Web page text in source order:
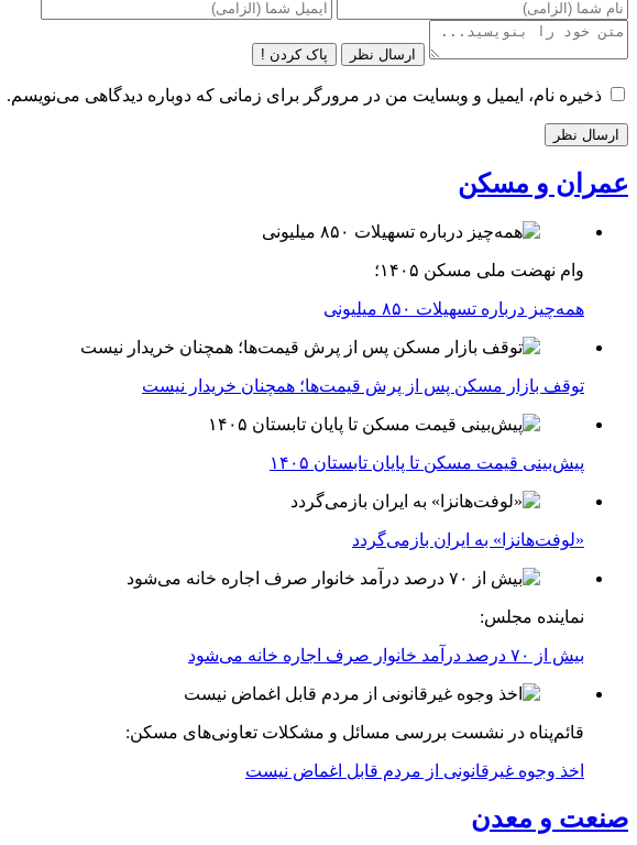
ارسال نظر پاک کردن !
ذخیره نام، ایمیل و وبسایت من در مرورگر برای زمانی که دوباره دیدگاهی می‌نویسم.
عمران و مسکن
وام نهضت ملی مسکن ۱۴۰۵؛
همه‌چیز درباره تسهیلات ۸۵۰ میلیونی
توقف بازار مسکن پس از پرش قیمت‌ها؛ همچنان خریدار نیست
پیش‌بینی قیمت مسکن تا پایان تابستان ۱۴۰۵
«لوفت‌هانزا» به ایران بازمی‌گردد
نماینده مجلس:
بیش از ۷۰ درصد درآمد خانوار صرف اجاره خانه می‌شود
قائم‌پناه در نشست بررسی مسائل و مشکلات تعاونی‌های مسکن:
اخذ وجوه غیرقانونی از مردم قابل اغماض نیست
صنعت و معدن